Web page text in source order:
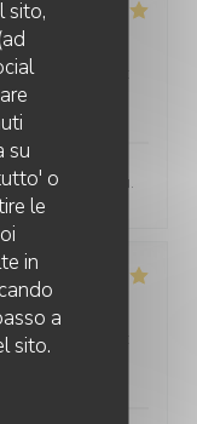
sito,
su
o
le
in
a
sito.
Qualità / Prezzo
de haut niveau.
Qualità / Prezzo